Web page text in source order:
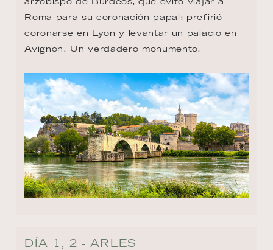
Roma para su coronación papal; prefirió
coronarse en Lyon y levantar un palacio en
Avignon. Un verdadero monumento.
DÍA 1, 2 - ARLES